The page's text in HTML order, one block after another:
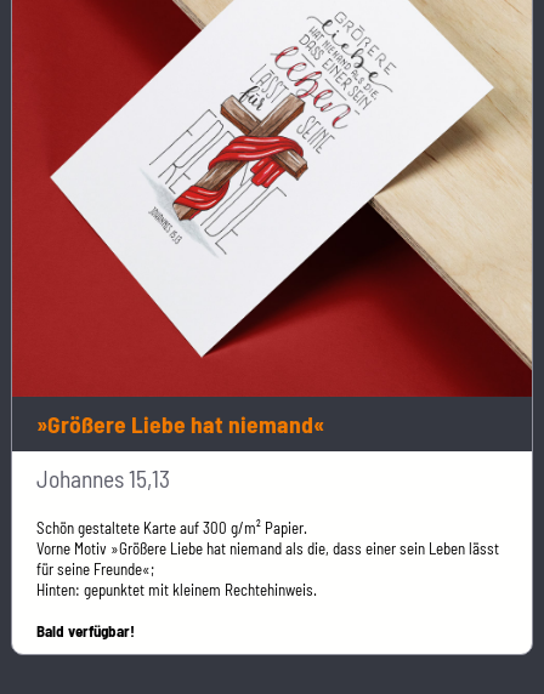
»Größere Liebe hat niemand«
Johannes 15,13
Schön gestaltete Karte auf 300 g/m² Papier.
Vorne Motiv »Größere Liebe hat niemand als die, dass einer sein Leben lässt
für seine Freunde«;
Hinten: gepunktet mit kleinem Rechtehinweis.
Bald verfügbar!